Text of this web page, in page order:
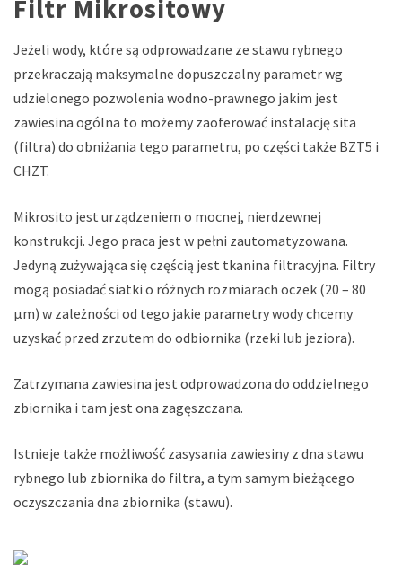
Filtr Mikrositowy
Jeżeli wody, które są odprowadzane ze stawu rybnego
przekraczają maksymalne dopuszczalny parametr wg
udzielonego pozwolenia wodno-prawnego jakim jest
zawiesina ogólna to możemy zaoferować instalację sita
(filtra) do obniżania tego parametru, po części także BZT5 i
CHZT.
Mikrosito jest urządzeniem o mocnej, nierdzewnej
konstrukcji. Jego praca jest w pełni zautomatyzowana.
Jedyną zużywająca się częścią jest tkanina filtracyjna. Filtry
mogą posiadać siatki o różnych rozmiarach oczek (20 – 80
µm) w zależności od tego jakie parametry wody chcemy
uzyskać przed zrzutem do odbiornika (rzeki lub jeziora).
Zatrzymana zawiesina jest odprowadzona do oddzielnego
zbiornika i tam jest ona zagęszczana.
Istnieje także możliwość zasysania zawiesiny z dna stawu
rybnego lub zbiornika do filtra, a tym samym bieżącego
oczyszczania dna zbiornika (stawu).